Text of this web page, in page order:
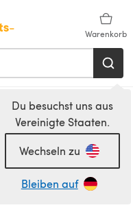
Warenkorb
Du besuchst uns aus
Vereinigte Staaten.
Wechseln zu
Bleiben auf
Westen
Big Loop Yarn